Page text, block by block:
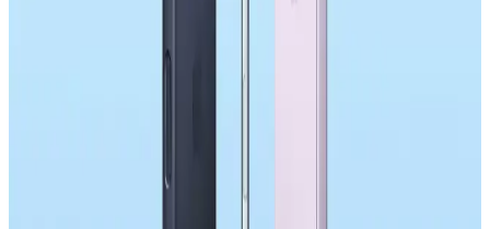
donanımda bazı iyileştirmeler var. Ancak kullanıcılar, tasarımın
durağanlığından ve yenilik eksikliğinden dolayı yükseltme
Samsung Galaxy S26 serisi, işlemci güncellemeleri ve ekran